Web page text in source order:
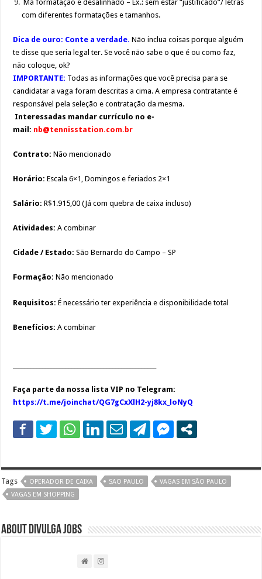
Má formatação e desalinhado – Ex.: sem estar “justificado”/ letras
com diferentes formatações e tamanhos.
Dica de ouro: Conte a verdade.Não inclua coisas porque alguém
te disse que seria legal ter. Se você não sabe o que é ou como faz,
não coloque, ok?
IMPORTANTE: Todas as informações que você precisa para se
candidatar a vaga foram descritas a cima. A empresa contratante é
responsável pela seleção e contratação da mesma.
Interessadas mandar currículo no e-
mail: nb@tennisstation.com.br
Contrato:Não mencionado
Horário:Escala 6×1, Domingos e feriados 2×1
Salário:R$1.915,00 (Já com quebra de caixa incluso)
Atividades: A combinar
Cidade / Estado:São Bernardo do Campo – SP
Formação:Não mencionado
Requisitos:É necessário ter experiência e disponibilidade total
Benefícios: A combinar
Faça parte da nossa lista VIP no Telegram:
https://t.me/joinchat/QG7gCxXlH2-yj8kx_loNyQ
Tags OPERADOR DE CAIXA SAO PAULO
VAGAS EM SÃO PAULO
VAGAS EM SHOPPING
About DIVULGA JOBS